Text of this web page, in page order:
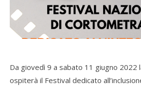
Da giovedì 9 a sabato 11 giugno 2022
ospiterà il Festival dedicato